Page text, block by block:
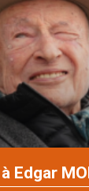
Edgar